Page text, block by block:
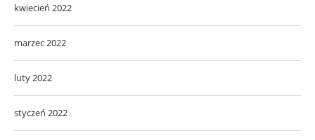
kwiecień 2022
marzec 2022
luty 2022
styczeń 2022